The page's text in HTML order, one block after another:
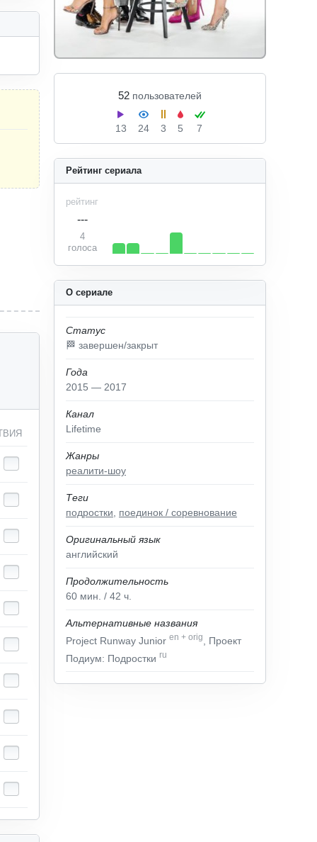
52 пользователей
13 24 3 5 7
О сериале
Статус
🏁 завершен/закрыт
Года
2015 — 2017
Канал
Lifetime
Жанры
реалити-шоу
Теги
подростки
поединок / соревнование
Оригинальный язык
английский
Продолжительность
60 мин. / 42 ч.
Альтернативные названия
Project Runway Junior en + orig
, Проект
Подиум: Подростки ru
Рейтинг сериала
рейтинг
---
4
голоса